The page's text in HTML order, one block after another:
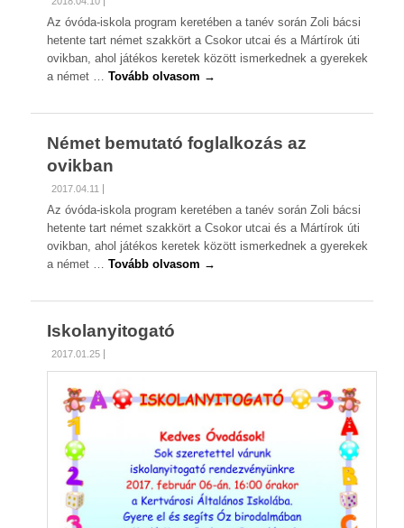
Az óvóda-iskola program keretében a tanév során Zoli bácsi
hetente tart német szakkört a Csokor utcai és a Mártírok úti
ovikban, ahol játékos keretek között ismerkednek a gyerekek
a német …Tovább olvasom →
Német bemutató foglalkozás az
ovikban
2017.04.11
Az óvóda-iskola program keretében a tanév során Zoli bácsi
hetente tart német szakkört a Csokor utcai és a Mártírok úti
ovikban, ahol játékos keretek között ismerkednek a gyerekek
a német …Tovább olvasom →
Iskolanyitogató
2017.01.25